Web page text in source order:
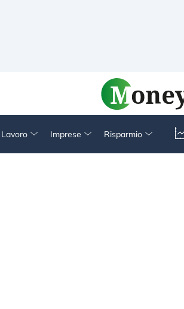
Imprese Risparmio